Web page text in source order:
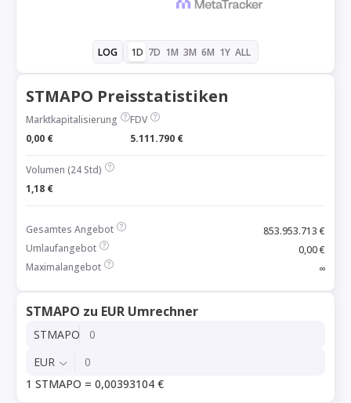
LOG 1D 7D 1M 3M 6M 1Y ALL
STMAPO Preisstatistiken
Marktkapitalisierung
0,00 €
FDV
5.111.790 €
Volumen (24 Std)
1,18 €
Gesamtes Angebot
853.953.713 €
Umlaufangebot
0,00 €
Maximalangebot
∞
STMAPO zu EUR Umrechner
STMAPO
EUR
1 STMAPO = 0,00393104 €